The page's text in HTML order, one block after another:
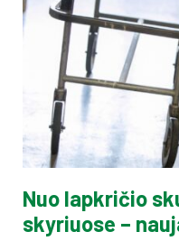
Nuo lapkričio
skyriuose –